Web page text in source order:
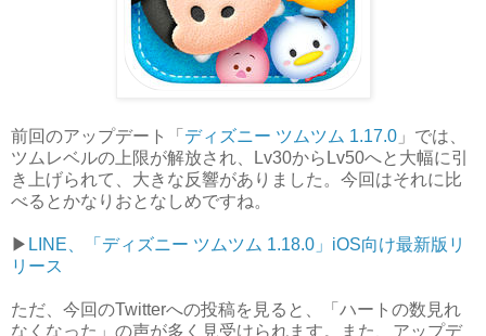
前回のアップデート「 ディズニー ツムツム 1.17.0 」では、
ツムレベルの上限が解放され、Lv30からLv50へと大幅に引
き上げられて、大きな反響がありました。今回はそれに比
べるとかなりおとなしめですね。
▶︎ LINE、「ディズニー ツムツム 1.18.0」iOS向け最新版リ
リース
ただ、今回のTwitterへの投稿を見ると、「ハートの数見れ
なくなった」の声が多く見受けられます。また、アップデ